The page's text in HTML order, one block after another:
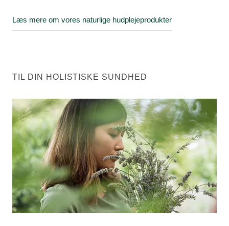
Læs mere om vores naturlige hudplejeprodukter
TIL DIN HOLISTISKE SUNDHED